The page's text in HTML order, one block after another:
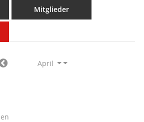
Mitglieder
April